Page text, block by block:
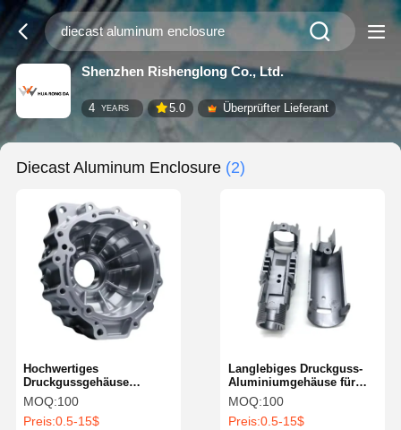
Shenzhen Rishenglong Co., Ltd.
4 YEARS 5.0 Überprüfter Lieferant
Diecast Aluminum Enclosure (2)
Hochwertiges
Druckgussgehäuse
IATF 16949‑zertifizierte
Hochdruck-OEM/ODM-
Bearbeitung
MOQ:100
Preis:0.5-15$
Langlebiges Druckguss-
Aluminiumgehäuse für
OEM/ODM-
Taschenlampenkopf
MOQ:100
Preis:0.5-15$